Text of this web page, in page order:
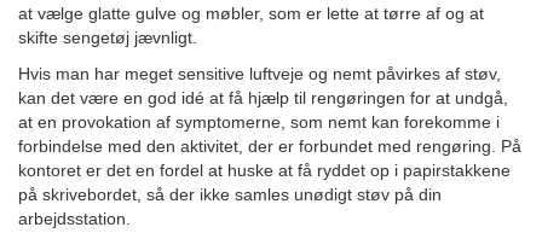
at vælge glatte gulve og møbler, som er lette at tørre af og at
skifte sengetøj jævnligt.
Hvis man har meget sensitive luftveje og nemt påvirkes af støv,
kan det være en god idé at få hjælp til rengøringen for at undgå,
at en provokation af symptomerne, som nemt kan forekomme i
forbindelse med den aktivitet, der er forbundet med rengøring. På
kontoret er det en fordel at huske at få ryddet op i papirstakkene
på skrivebordet, så der ikke samles unødigt støv på din
arbejdsstation.